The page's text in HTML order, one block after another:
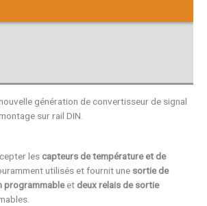
génération de convertisseur de signal
sur rail DIN.
les capteurs de température et de
utilisés et fournit une sortie de
programmableet deux relais de sortie